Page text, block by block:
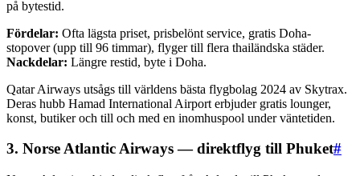
på bytestid.
Fördelar: Ofta lägsta priset, prisbelönt service, gratis Doha-
stopover (upp till 96 timmar), flyger till flera thailändska städer.
Nackdelar: Längre restid, byte i Doha.
Qatar Airways utsågs till världens bästa flygbolag 2024 av Skytrax.
Deras hubb Hamad International Airport erbjuder gratis lounger,
konst, butiker och till och med en inomhuspool under väntetiden.
3. Norse Atlantic Airways — direktflyg till Phuket#